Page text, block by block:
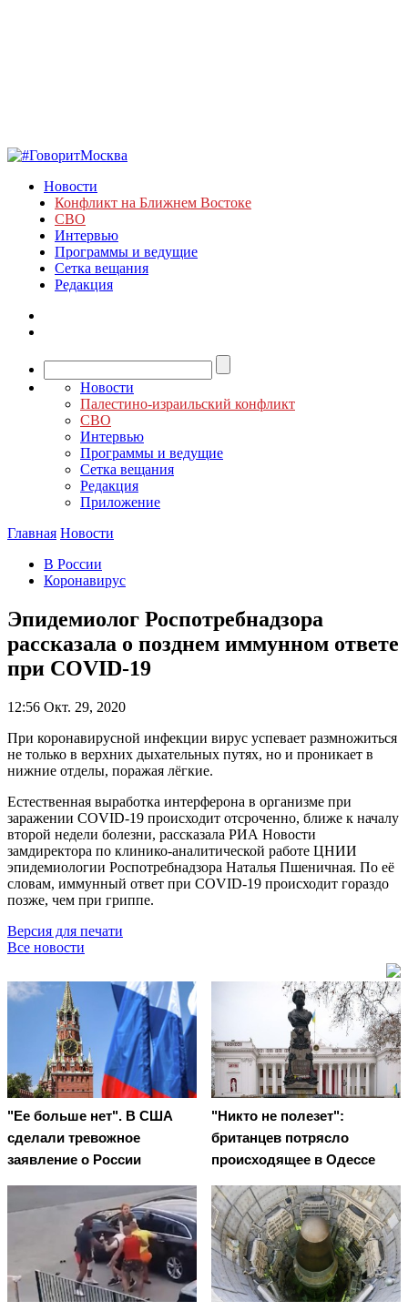
Новости
Конфликт на Ближнем Востоке
СВО
Интервью
Программы и ведущие
Сетка вещания
Редакция
Новости
Палестино-израильский конфликт
СВО
Интервью
Программы и ведущие
Сетка вещания
Редакция
Приложение
Главная Новости
В России
Коронавирус
Эпидемиолог Роспотребнадзора
рассказала о позднем иммунном ответе
при COVID-19
12:56 Окт. 29, 2020
При коронавирусной инфекции вирус успевает размножиться
не только в верхних дыхательных путях, но и проникает в
нижние отделы, поражая лёгкие.
Естественная выработка интерферона в организме при
заражении COVID-19 происходит отсроченно, ближе к началу
второй недели болезни, рассказала РИА Новости
замдиректора по клинико-аналитической работе ЦНИИ
эпидемиологии Роспотребнадзора Наталья Пшеничная. По её
словам, иммунный ответ при COVID-19 происходит гораздо
позже, чем при гриппе.
Версия для печати
Все новости
"Ее больше нет". В США
сделали тревожное
заявление о России
"Никто не полезет":
британцев потрясло
происходящее в Одессе